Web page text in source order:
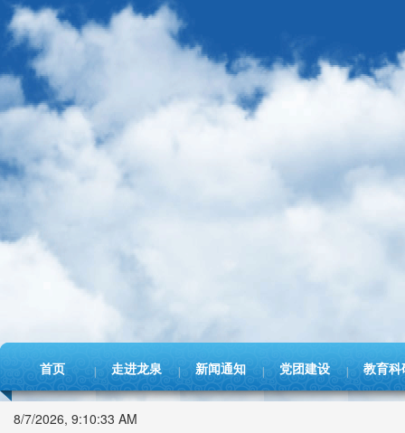
首页 走进龙泉 新闻通知 党团建设 教育科
8/7/2026, 9:10:33 AM